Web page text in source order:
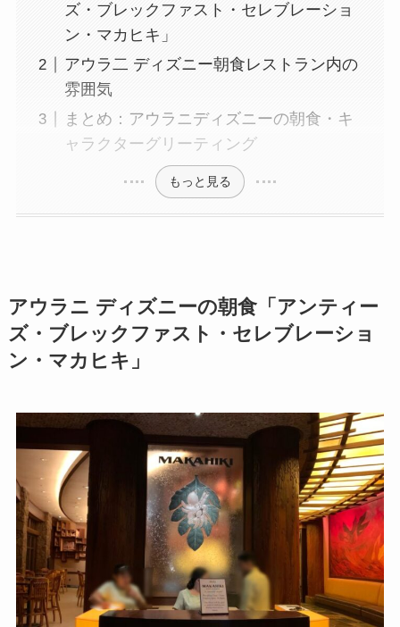
ズ・ブレックファスト・セレブレーショ
ン・マカヒキ」
アウラ二 ディズニー朝食レストラン内の
雰囲気
まとめ：アウラニディズニーの朝食・キ
ャラクターグリーティング
もっと見る
アウラニ ディズニーの朝食「 アンティー
ズ・ブレックファスト・セレブレーショ
ン・マカヒキ」